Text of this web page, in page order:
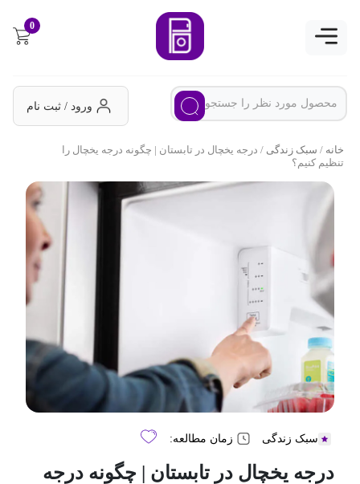
0
ورود / ثبت نام
خانه / سبک زندگی / درجه یخچال در تابستان | چگونه درجه یخچال را
تنظیم کنیم؟
سبک زندگی زمان مطالعه:
درجه یخچال در تابستان | چگونه درجه